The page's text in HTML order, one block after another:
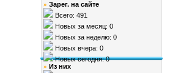
» Зарег. на сайте
Всего: 491
Новых за месяц: 0
Новых за неделю: 0
Новых вчера: 0
Новых сегодня: 0
» Из них